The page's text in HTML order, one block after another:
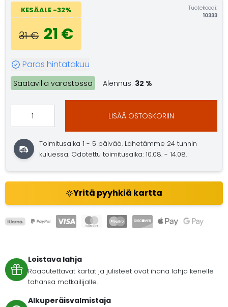
KESÄALE -32%
31 € 21 €
Tuotekoodi:
10333
Paras hintatakuu
Saatavilla varastossa Alennus: 32 %
LISÄÄ OSTOSKORIIN
Toimitusaika 1 - 5 päivää. Lähetämme 24 tunnin
kuluessa. Odotettu toimitusaika: 10.08. - 14.08.
Yritä pyyhkiä kartta
Loistava lahja
Raaputettavat kartat ja julisteet ovat ihana lahja kenelle
tahansa matkailijalle.
Alkuperäisvalmistaja